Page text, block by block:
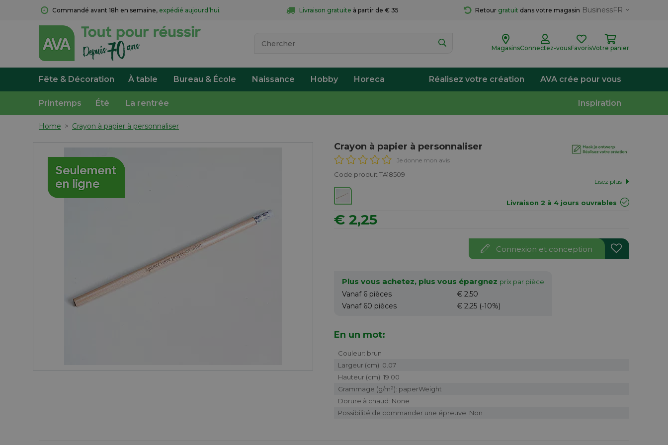
Commandé avant 18h en semaine, expédié aujourd’hui. Livraison gratuite à partir de € 35 Retour gratuit dans votre magasin BusinessFR
MagasinsConnectez-vousFavorisVotre panier
Fête & Décoration À table Bureau & École Naissance Hobby Horeca Réalisez votre création AVA crée pour vous
Printemps Été La rentrée Inspiration
Home > Crayon à papier à personnaliser
Crayon à papier à personnaliser
Je donne mon avis
Code produit TA18509
Lisez plus
Livraison 2 à 4 jours ouvrables
€ 2,25
Connexion et conception
Plus vous achetez, plus vous épargnez prix par pièce
Vanaf 6 pièces
€ 2,50
Vanaf 60 pièces € 2,25 (-10%)
En un mot:
Couleur: brun
Largeur (cm): 0.07
Hauteur (cm): 19.00
Grammage (g/m²): paperWeight
Dorure à chaud: None
Possibilité de commander une épreuve: Non